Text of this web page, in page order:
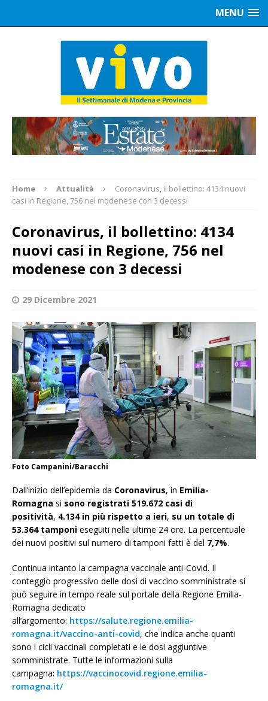
MENU
Home Attualità
Coronavirus, il bollettino: 4134 nuovi
casi in Regione, 756 nel modenese con 3 decessi
Coronavirus, il bollettino: 4134
nuovi casi in Regione, 756 nel
modenese con 3 decessi
29 Dicembre 2021
Foto Campanini/Baracchi
Dall’inizio dell’epidemia da Coronavirus, in Emilia-
Romagna si sono registrati 519.672 casi di
positività, 4.134 in più rispetto a ieri, su un totale di
53.364 tamponi eseguiti nelle ultime 24 ore. La percentuale
dei nuovi positivi sul numero di tamponi fatti è del 7,7%.
Continua intanto la campagna vaccinale anti-Covid. Il
conteggio progressivo delle dosi di vaccino somministrate si
può seguire in tempo reale sul portale della Regione Emilia-
Romagna dedicato
all’argomento: https://salute.regione.emilia-
romagna.it/vaccino-anti-covid, che indica anche quanti
sono i cicli vaccinali completati e le dosi aggiuntive
somministrate. Tutte le informazioni sulla
campagna: https://vaccinocovid.regione.emilia-
romagna.it/